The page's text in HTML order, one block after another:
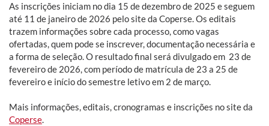
As inscrições iniciam no dia 15 de dezembro de 2025 e seguem
até 11 de janeiro de 2026 pelo site da Coperse. Os editais
trazem informações sobre cada processo, como vagas
ofertadas, quem pode se inscrever, documentação necessária e
a forma de seleção. O resultado final será divulgado em 23 de
fevereiro de 2026, com período de matrícula de 23 a 25 de
fevereiro e início do semestre letivo em 2 de março.
Mais informações, editais, cronogramas e inscrições no site da
Coperse.